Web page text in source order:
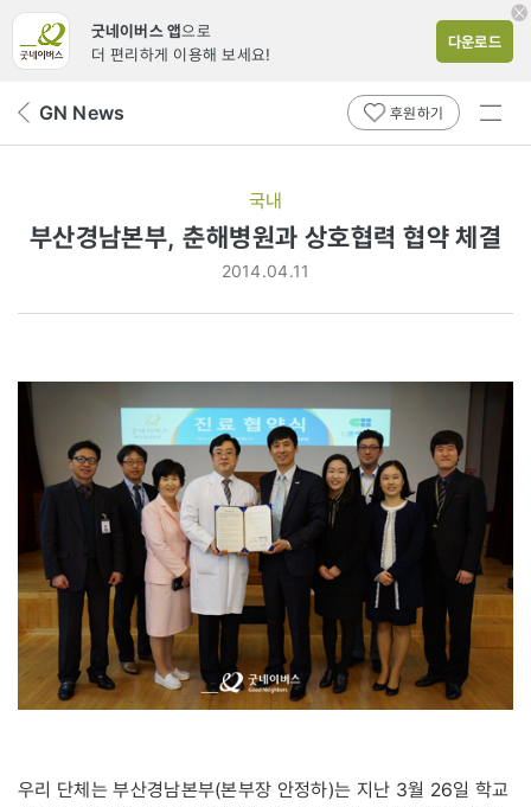
굿네이버스 앱으로
더 편리하게 이용해 보세요!
다운로드
뒤 GN News 후원하기
전체
국내
부산경남본부, 춘해병원과 상호협력 협약 체결
2014.04.11
우리 단체는 부산경남본부(본부장 안정하)는 지난 3월 26일 학교